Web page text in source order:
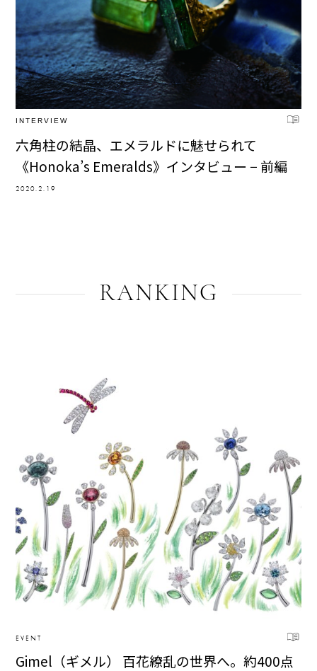
INTERVIEW
六角柱の結晶、エメラルドに魅せられて
《Honoka’s Emeralds》インタビュー − 前編
2020.2.19
RANKING
EVENT
Gimel（ギメル） 百花繚乱の世界へ。約400点